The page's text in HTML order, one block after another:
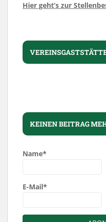
Hier geht’s zur
KEINEN BEITRAG
Name*
E-Mail*